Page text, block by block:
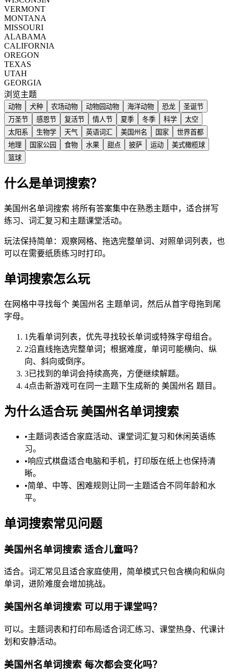
VERMONT
MONTANA
MISSOURI
ALABAMA
CALIFORNIA
OREGON
TEXAS
UTAH
GEORGIA
浏览主题
动物 犬种 农场动物 动物园动物 海洋动物 恐龙
圣诞节
万圣节
感恩节 复活节 情人节 夏季 冬季 科学
太空
太阳系
生物学 天气 英语词汇 美国州名 国家
世界首都
地理
国家公园 食物 水果 甜点 披萨 运动
美式橄榄球
篮球
什么是单词搜索？
美国州名单词搜索 将所有答案集中在熟悉主题中，适合拼写
练习、词汇复习和主题课堂活动。
玩法保持简单：观察网格、拖选完整单词、对照单词列表，也
可以在需要纸质练习时打印。
单词搜索怎么玩
在网格中寻找每个 美国州名 主题单词，然后从首字母拖到尾
字母。
1 先看单词列表，优先寻找较长单词或特殊字母组合。
2沿直线拖选完整单词；根据难度，单词可能横向、纵
向、斜向或倒序。
3已找到的单词会持续高亮，方便继续解题。
4点击新游戏可在同一主题下生成新的 美国州名 题目。
为什么适合玩 美国州名单词搜索
•主题词表适合家庭活动、课堂词汇复习和休闲英语练
习。
•响应式棋盘适合电脑和手机，打印版在纸上也保持清
晰。
•简单、中等、困难规则让同一主题适合不同年龄和水
平。
单词搜索常见问题
美国州名单词搜索 适合儿童吗？
适合。词汇常见且适合家庭使用，简单模式只包含横向和纵向
单词，进阶难度会增加挑战。
美国州名单词搜索 可以用于课堂吗？
可以。主题词表和打印布局适合词汇练习、课堂热身、代课计
划和安静活动。
美国州名单词搜索 每次都会变化吗？